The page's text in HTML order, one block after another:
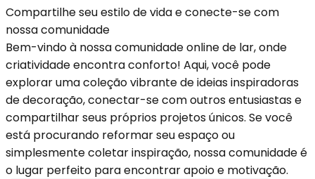
Compartilhe seu estilo de vida e conecte-se com
nossa comunidade
Bem-vindo à nossa comunidade online de lar, onde
criatividade encontra conforto! Aqui, você pode
explorar uma coleção vibrante de ideias inspiradoras
de decoração, conectar-se com outros entusiastas e
compartilhar seus próprios projetos únicos. Se você
está procurando reformar seu espaço ou
simplesmente coletar inspiração, nossa comunidade é
o lugar perfeito para encontrar apoio e motivação.